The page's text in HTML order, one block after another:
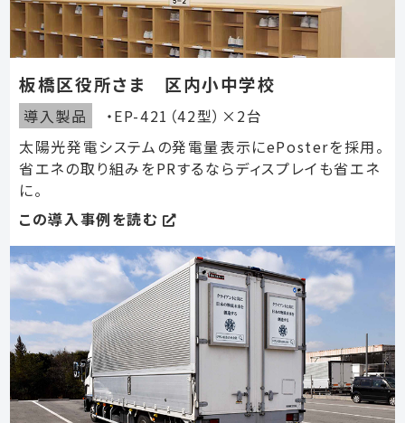
板橋区役所さま 区内小中学校
導入製品
・EP-421（42型）×2台
太陽光発電システムの発電量表示にePosterを採用。
省エネの取り組みをPRするならディスプレイも省エネ
に。
この導入事例を読む